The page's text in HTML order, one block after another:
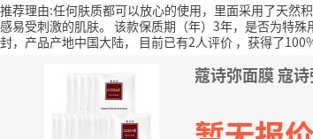
推荐理由:任何肤质都可以放心的使用，里面采用了天然
感易受刺激的肌肤。 该款保质期（年）3年，是否为特
封，产品产地中国大陆，
目前已有2人评价 ，获得了
蔻诗弥面膜 寇